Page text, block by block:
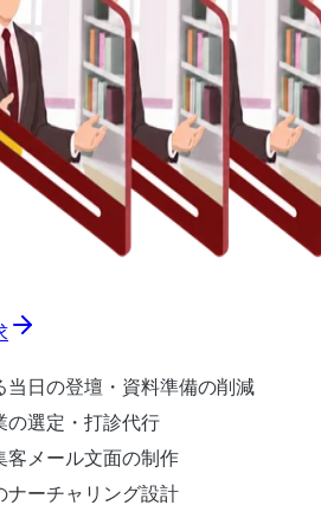
当日の登壇・資料準備の削減
の選定・打診代行
客メール文面の制作
ナーチャリング設計